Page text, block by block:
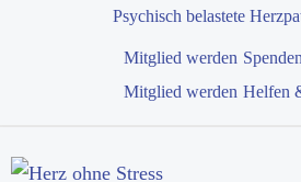
Psychisch belastete
Mitglied werden
Mitglied werden Helfen